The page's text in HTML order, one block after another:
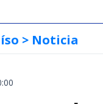
> Noticia